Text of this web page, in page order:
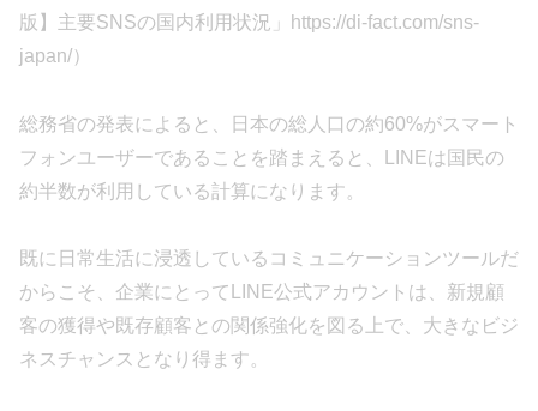
版】主要SNSの国内利用状況」https://di-fact.com/sns-
japan/）
総務省の発表によると、日本の総人口の約60%がスマート
フォンユーザーであることを踏まえると、LINEは国民の
約半数が利用している計算になります。
既に日常生活に浸透しているコミュニケーションツールだ
からこそ、企業にとってLINE公式アカウントは、新規顧
客の獲得や既存顧客との関係強化を図る上で、大きなビジ
ネスチャンスとなり得ます。